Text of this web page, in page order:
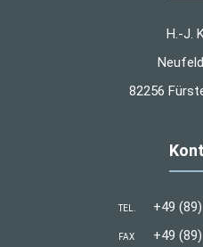
H.-J.
82256
TEL. +49
FAX +49